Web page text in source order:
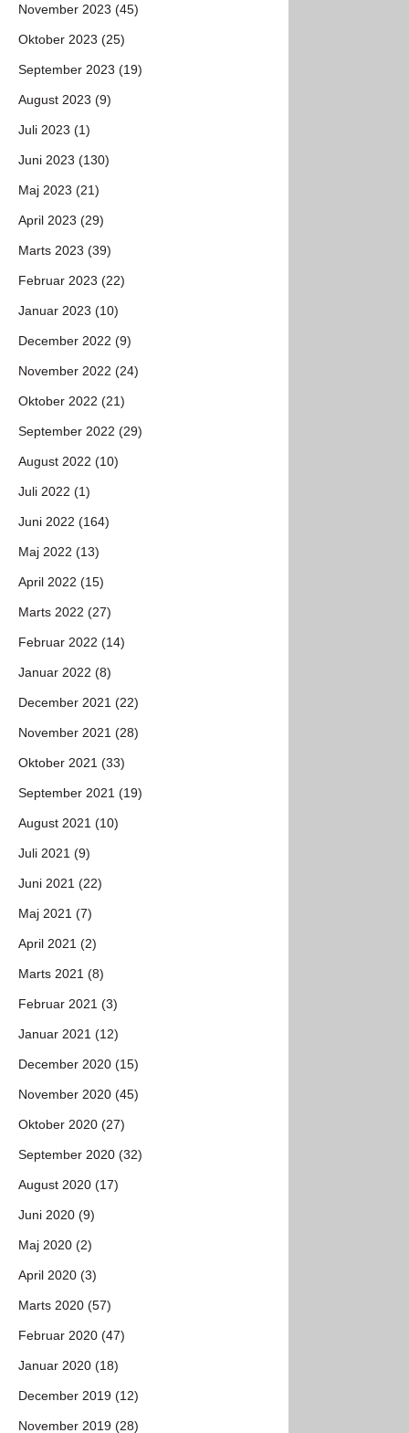
November 2023 (45)
Oktober 2023 (25)
September 2023 (19)
August 2023 (9)
Juli 2023 (1)
Juni 2023 (130)
Maj 2023 (21)
April 2023 (29)
Marts 2023 (39)
Februar 2023 (22)
Januar 2023 (10)
December 2022 (9)
November 2022 (24)
Oktober 2022 (21)
September 2022 (29)
August 2022 (10)
Juli 2022 (1)
Juni 2022 (164)
Maj 2022 (13)
April 2022 (15)
Marts 2022 (27)
Februar 2022 (14)
Januar 2022 (8)
December 2021 (22)
November 2021 (28)
Oktober 2021 (33)
September 2021 (19)
August 2021 (10)
Juli 2021 (9)
Juni 2021 (22)
Maj 2021 (7)
April 2021 (2)
Marts 2021 (8)
Februar 2021 (3)
Januar 2021 (12)
December 2020 (15)
November 2020 (45)
Oktober 2020 (27)
September 2020 (32)
August 2020 (17)
Juni 2020 (9)
Maj 2020 (2)
April 2020 (3)
Marts 2020 (57)
Februar 2020 (47)
Januar 2020 (18)
December 2019 (12)
November 2019 (28)